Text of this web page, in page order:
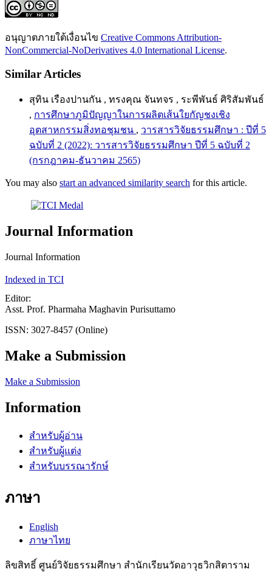
อนุญาตภายใต้เงื่อนไข Creative Commons Attribution-
NonCommercial-NoDerivatives 4.0 International License.
Similar Articles
สุทิน เรืองปานกัน , ทรงคุณ จันทจร , ระพีพันธ์ ศิริสัมพันธ์
, การศึกษาภูมิปัญญาในการผลิตเส้นใยกัญชงเชิง
อุตสาหกรรมสิ่งทอชุมชน , วารสารวิจัยธรรมศึกษา : ปีที่ 5
ฉบับที่ 2 (2022): วารสารวิจัยธรรมศึกษา ปีที่ 5 ฉบับที่ 2
(กรกฎาคม-ธันวาคม 2565)
You may also start an advanced similarity search for this article.
Journal Information
Journal Information
Indexed in TCI
Editor:
Asst. Prof. Pharmaha Maghavin Purisuttamo
ISSN: 3027-8457 (Online)
Make a Submission
Make a Submission
Information
สำหรับผู้อ่าน
สำหรับผู้แต่ง
สำหรับบรรณารักษ์
ภาษา
English
ภาษาไทย
ลิขสิทธิ์ ศูนย์วิจัยธรรมศึกษา สำนักเรียนวัดอาวุธวิกสิตาราม